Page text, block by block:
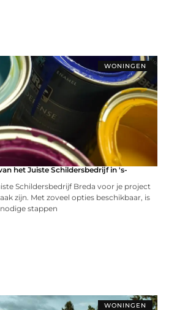
WONINGEN
het Juiste Schildersbedrijf in 's-
Schildersbedrijf Breda voor je project
zijn. Met zoveel opties beschikbaar, is
stappen
WONINGEN